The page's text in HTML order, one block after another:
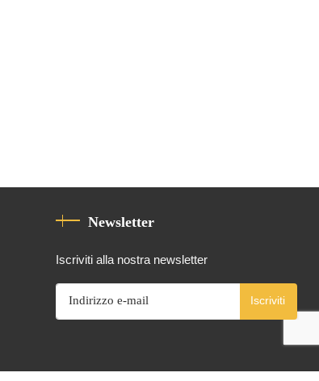
Newsletter
Iscriviti alla nostra newsletter
Iscriviti